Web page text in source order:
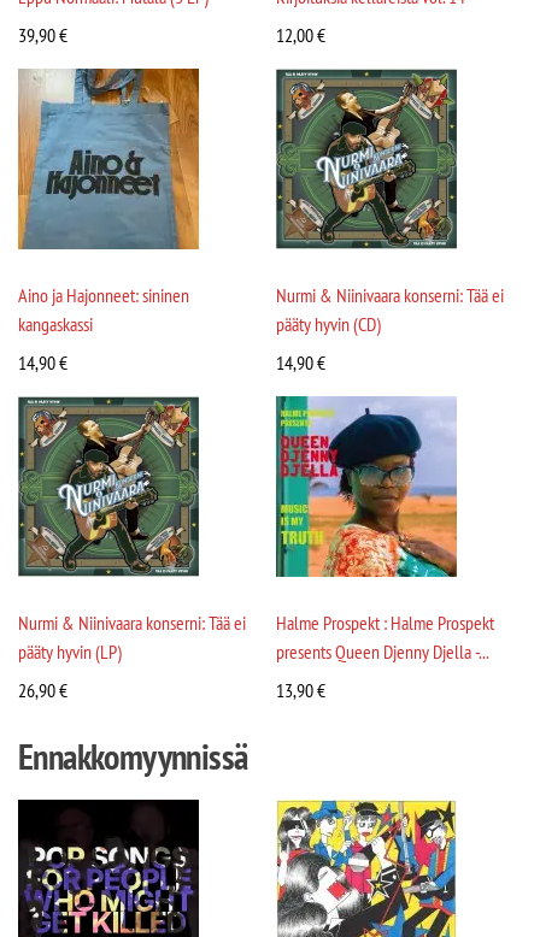
39,90€
12,00€
Aino ja Hajonneet: sininen
kangaskassi
14,90€
Nurmi & Niinivaara konserni: Tää ei
pääty hyvin (CD)
14,90€
Nurmi & Niinivaara konserni: Tää ei
pääty hyvin (LP)
26,90€
Halme Prospekt : Halme Prospekt
presents Queen Djenny Djella -...
13,90€
Ennakkomyynnissä